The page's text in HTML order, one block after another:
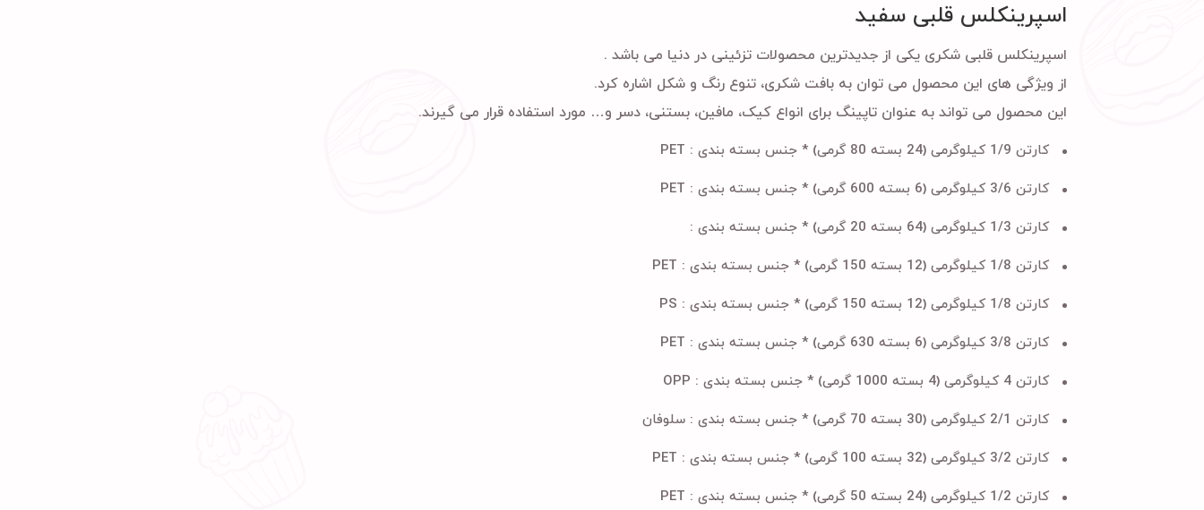
اسپرینکلس قلبی سفید
اسپرینکلس قلبی شکری یکی از جدیدترین محصولات تزئینی در دنیا می باشد .
از ویژگی های این محصول می توان به بافت شکری، تنوع رنگ و شکل اشاره کرد.
این محصول می تواند به عنوان تاپینگ برای انواع کیک، مافین، بستنی، دسر و… مورد استفاده قرار می گیرند.
کارتن 1/9 کیلوگرمی (24 بسته 80 گرمی) * جنس بسته بندی :
کارتن 3/6 کیلوگرمی (6 بسته 600 گرمی) * جنس بسته بندی :
کارتن 1/3 کیلوگرمی (64 بسته 20 گرمی) * جنس بسته بندی :
کارتن 1/8 کیلوگرمی (12 بسته 150 گرمی) * جنس بسته بندی :
کارتن 1/8 کیلوگرمی (12 بسته 150 گرمی) * جنس بسته بندی :
کارتن 3/8 کیلوگرمی (6 بسته 630 گرمی) * جنس بسته بندی :
کارتن 4 کیلوگرمی (4 بسته 1000 گرمی) * جنس بسته بندی :
کارتن 2/1 کیلوگرمی (30 بسته 70 گرمی) * جنس بسته بندی : سلوفان
کارتن 3/2 کیلوگرمی (32 بسته 100 گرمی) * جنس بسته بندی :
کارتن 1/2 کیلوگرمی (24 بسته 50 گرمی) * جنس بسته بندی :